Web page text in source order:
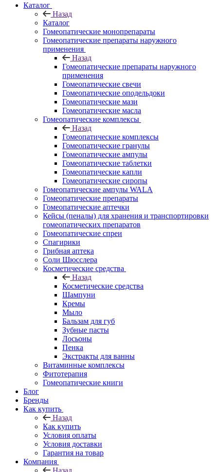
Каталог
Назад
Каталог
Гомеопатические монопрепараты
Гомеопатические препараты наружного
применения
Назад
Гомеопатические препараты наружного
применения
Гомеопатические свечи
Гомеопатические оподельдоки
Гомеопатические мази
Гомеопатические масла
Гомеопатические комплексы
Назад
Гомеопатические комплексы
Гомеопатические гранулы
Гомеопатические ампулы
Гомеопатические таблетки
Гомеопатические капли
Гомеопатические сиропы
Гомеопатические ампулы WALA
Гомеопатические препараты
Гомеопатические аптечки
Кейсы (пеналы) для хранения и транспортировки
гомеопатических препаратов
Гомеопатические спреи
Спагирики
Грибная аптека
Соли Шюсслера
Косметические средства
Назад
Косметические средства
Шампуни
Кремы
Мыло
Бальзам для губ
Зубные пасты
Лосьоны
Пенка
Экстракты для ванны
Витаминные комплексы
Фитотерапия
Гомеопатические книги
Блог
Бренды
Как купить
Назад
Как купить
Условия оплаты
Условия доставки
Гарантия на товар
Компания
Назад